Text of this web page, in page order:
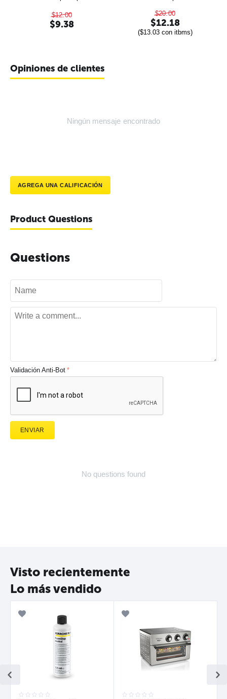
$12.00
$9.38
$20.00
$12.18
($13.03 con itbms)
Opiniones de clientes
Ningún mensaje encontrado
AGREGA UNA CALIFICACIÓN
Product Questions
Questions
Validación Anti-Bot
ENVIAR
No questions found
Visto recientemente
Lo más vendido